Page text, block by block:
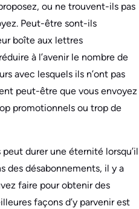
ou ne trouvent-ils pas
Peut-être sont-ils
boîte aux lettres
à l’avenir le nombre de
avec lesquels ils n’ont pas
peut-être que vous envoyez
promotionnels ou trop de
durer une éternité lorsqu’il
des désabonnements, il y a
faire pour obtenir des
façons d’y parvenir est